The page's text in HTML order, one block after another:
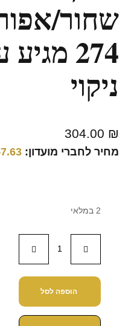
שחור/
ניקוי
304.00 ₪
מחיר לחברי מועדון:
2 במלאי
הוספה לסל